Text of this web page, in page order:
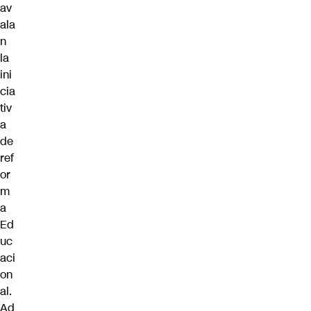
av
ala
n
la
ini
cia
tiv
a
de
ref
or
m
a
Ed
uc
aci
on
al.
Ad